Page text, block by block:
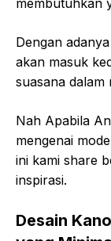
membutuhkan
Dengan
akan masuk
suasana dalam
Nah Apabila
mengenai
ini kami share
inspirasi.
Desain